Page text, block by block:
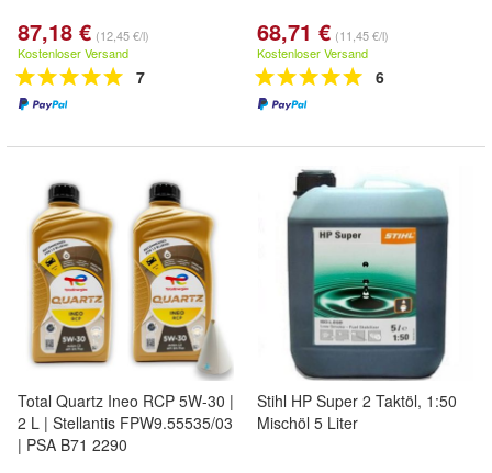
87,18 € (12,45 €/l)
Kostenloser Versand
7
68,71 € (11,45 €/l)
Kostenloser Versand
6
Total Quartz Ineo RCP 5W-30 |
2 L | Stellantis FPW9.55535/03
| PSA B71 2290
Stihl HP Super 2 Taktöl, 1:50
Mischöl 5 Liter